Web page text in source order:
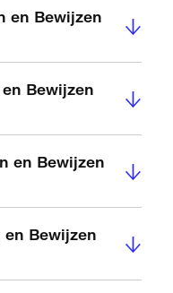
en Bewijzen
↓
Bewijzen
↓
en Bewijzen
↓
en Bewijzen
↓